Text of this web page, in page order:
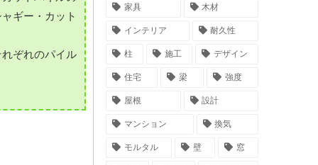
ギー・カット
ぞれのパイル
家具 木材
インテリア 耐久性
柱 施工 デザイン
住宅 梁 強度
屋根 設計
マンション 換気
モルタル 壁 窓